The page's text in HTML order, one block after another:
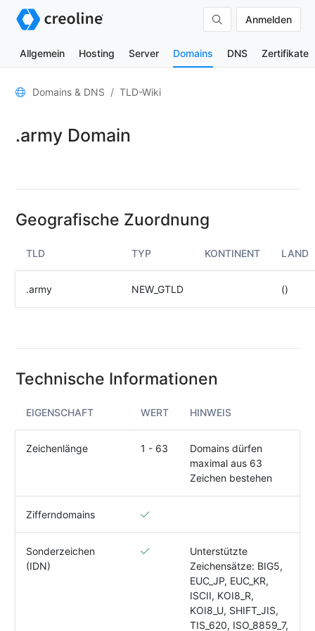
Anmelden
Allgemein Hosting Server Domains DNS Zertifikate
Allgemein
Kontakte
DNS-
Lookup
HTTP-
Test
HTTP-
Test
Whois
Responsible
Disclosure
WEITERE
Domains & DNS TLD-Wiki
.army Domain
Geografische Zuordnung
TLD TYP KONTINENT LAND
.army NEW_GTLD ()
Technische Informationen
EIGENSCHAFT WERT HINWEIS
Zeichenlänge 1 - 63
Domains dürfen
maximal aus 63
Zeichen bestehen
Zifferndomains
Sonderzeichen
(IDN)
Unterstützte
Zeichensätze: BIG5,
EUC_JP, EUC_KR,
ISCII, KOI8_R,
KOI8_U, SHIFT_JIS,
TIS_620, ISO_8859_7,